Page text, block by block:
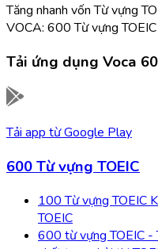
Tăng nhanh vốn Từ vựng
VOCA: 600 Từ vựng
Tải ứng dụng Voca
Tải app từGoogle Play
600 Từ vựng TOEIC
100 Từ vựng TOEIC
TOEIC
600 từ vựng TOEIC -